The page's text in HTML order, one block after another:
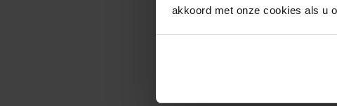
akkoord met onze cookies als u